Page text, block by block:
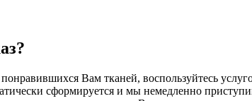
Вам тканей, воспользуйтесь
сформируется и мы немедленно